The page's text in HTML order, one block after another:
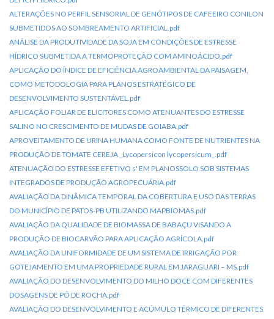
Prestação
de
Contas
ALTERAÇÕES NO PERFIL SENSORIAL DE GENÓTIPOS DE CAFEEIRO CONILON
SUBMETIDOS AO SOMBREAMENTO ARTIFICIAL.pdf
ANÁLISE DA PRODUTIVIDADE DA SOJA EM CONDIÇÕES DE ESTRESSE
HÍDRICO SUBMETIDA A TERMOPROTEÇÃO COM AMINOÁCIDO.pdf
APLICAÇÃO DO ÍNDICE DE EFICIÊNCIA AGROAMBIENTAL DA PAISAGEM,
COMO METODOLOGIA PARA PLANOS ESTRATÉGICO DE
DESENVOLVIMENTO SUSTENTÁVEL.pdf
APLICAÇÃO FOLIAR DE ELICITORES COMO ATENUANTES DO ESTRESSE
SALINO NO CRESCIMENTO DE MUDAS DE GOIABA.pdf
APROVEITAMENTO DE URINA HUMANA COMO FONTE DE NUTRIENTES NA
PRODUÇÃO DE TOMATE CEREJA _Lycopersicon lycopersicum_.pdf
ATENUAÇÃO DO ESTRESSE EFETIVO s' EM PLANOSSOLO SOB SISTEMAS
INTEGRADOS DE PRODUÇÃO AGROPECUÁRIA.pdf
AVALIAÇÃO DA DINÂMICA TEMPORAL DA COBERTURA E USO DAS TERRAS
DO MUNICÍPIO DE PATOS-PB UTILIZANDO MAPBIOMAS.pdf
AVALIAÇÃO DA QUALIDADE DE BIOMASSA DE BABAÇU VISANDO A
PRODUÇÃO DE BIOCARVÃO PARA APLICAÇÃO AGRÍCOLA.pdf
AVALIAÇÃO DA UNIFORMIDADE DE UM SISTEMA DE IRRIGAÇÃO POR
GOTEJAMENTO EM UMA PROPRIEDADE RURAL EM JARAGUARI – MS.pdf
AVALIAÇÃO DO DESENVOLVIMENTO DO MILHO DOCE COM DIFERENTES
DOSAGENS DE PÓ DE ROCHA.pdf
AVALIAÇÃO DO DESENVOLVIMENTO E ACÚMULO TÉRMICO DE DIFERENTES